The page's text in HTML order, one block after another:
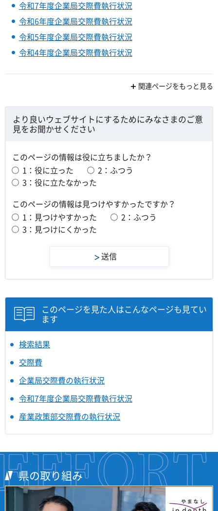
令和7年度企業局交際費執行状況
令和6年度企業局交際費執行状況
令和5年度企業局交際費執行状況
令和4年度企業局交際費執行状況
関連ページをもっと見る
より良いウェブサイトにするためにみなさまのご意
見をお聞かせください
このページの情報は役に立ちましたか？
1：役に立った
2：ふつう
3：役に立たなかった
このページの情報は見つけやすかったですか？
1：見つけやすかった
2：ふつう
3：見つけにくかった
このページを見た人はこんなページも見てい
ます
検索結果
交際費
企業局交際費の執行状況
令和7年度企業局交際費執行状況
産業政策部交際費の執行状況
県の取り組み